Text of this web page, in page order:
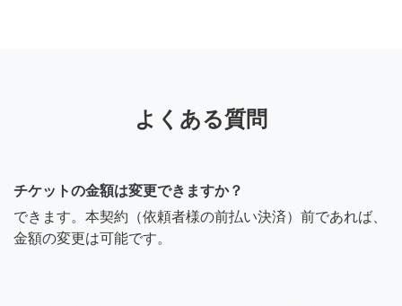
よくある質問
チケットの金額は変更できますか？
できます。本契約（依頼者様の前払い決済）前であれば、
金額の変更は可能です。